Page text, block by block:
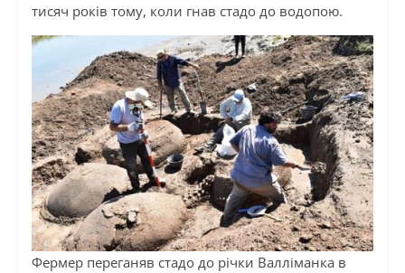
тисяч років тому, коли гнав стадо до водопою.
Фермер переганяв стадо до річки Валліманка в